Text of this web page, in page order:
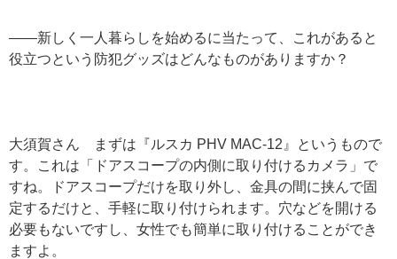
——新しく一人暮らしを始めるに当たって、これがあると
役立つという防犯グッズはどんなものがありますか？
大須賀さん まずは『ルスカ PHV MAC-12』というもので
す。これは「ドアスコープの内側に取り付けるカメラ」で
すね。ドアスコープだけを取り外し、金具の間に挟んで固
定するだけと、手軽に取り付けられます。穴などを開ける
必要もないですし、女性でも簡単に取り付けることができ
ますよ。